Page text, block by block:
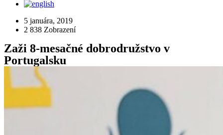
5 januára, 2019
2 838 Zobrazení
Zaži 8-mesačné dobrodružstvo v
Portugalsku